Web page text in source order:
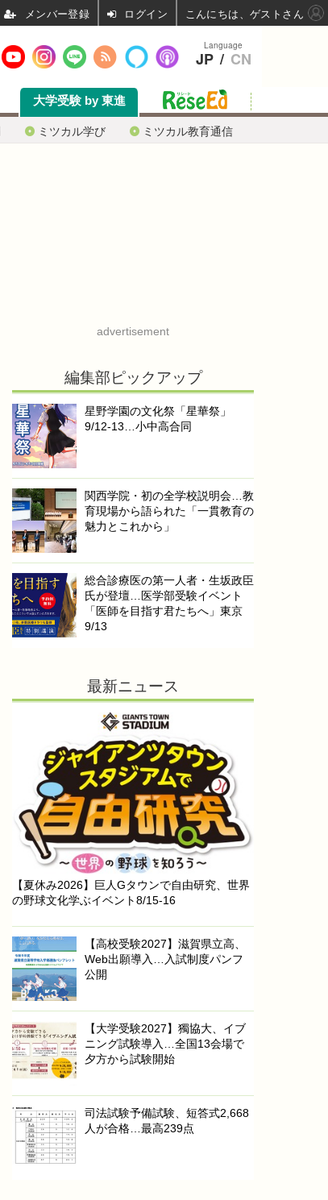
ミツカル学び ミツカル教育通信
大学受験 by 東進
advertisement
編集部ピックアップ
星野学園の文化祭「星華祭」
9/12-13…小中高合同
関西学院・初の全学校説明会…教
育現場から語られた「一貫教育の
魅力とこれから」
総合診療医の第一人者・生坂政臣
氏が登壇…医学部受験イベント
「医師を目指す君たちへ」東京
9/13
最新ニュース
【夏休み2026】巨人Gタウンで自由研究、世界
の野球文化学ぶイベント8/15-16
【高校受験2027】滋賀県立高、
Web出願導入…入試制度パンフ
公開
【大学受験2027】獨協大、イブ
ニング試験導入…全国13会場で
夕方から試験開始
司法試験予備試験、短答式2,668
人が合格…最高239点
Language
JP / CN
ログイン こんにちは、ゲストさん